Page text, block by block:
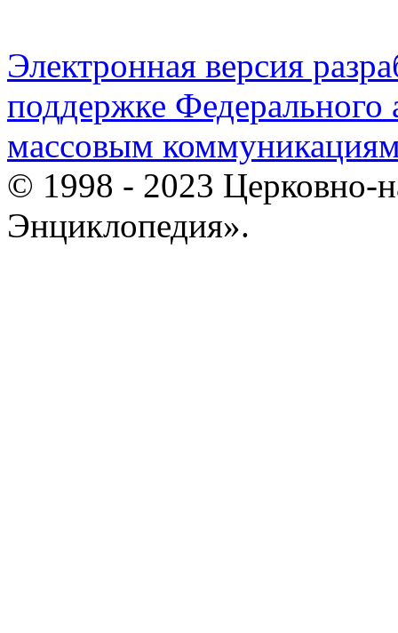
Электронная версия
поддержке Федерального
массовым
© 1998 - 2023 Церковно-
Энциклопедия».